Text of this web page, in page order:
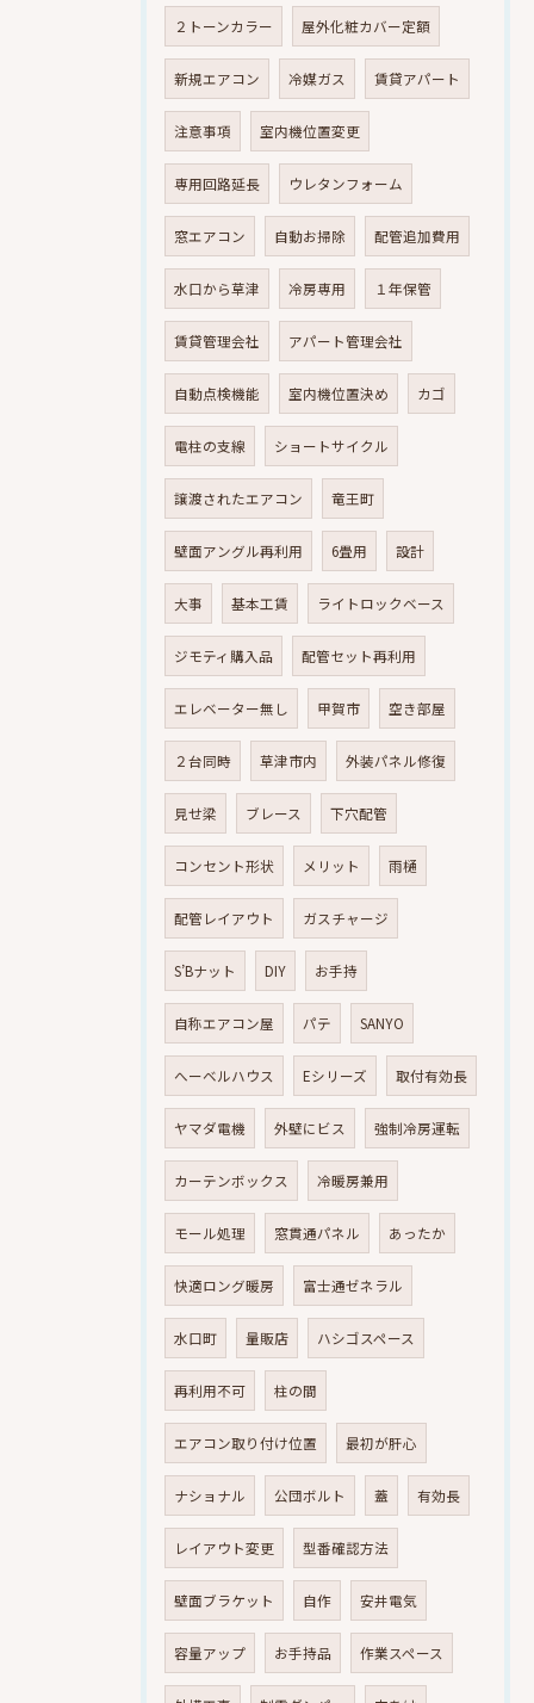
２トーンカラー 屋外化粧カバー定額
新規エアコン 冷媒ガス 賃貸アパート
注意事項 室内機位置変更
専用回路延長 ウレタンフォーム
窓エアコン 自動お掃除 配管追加費用
水口から草津 冷房専用 １年保管
賃貸管理会社 アパート管理会社
自動点検機能 室内機位置決め カゴ
電柱の支線 ショートサイクル
譲渡されたエアコン 竜王町
壁面アングル再利用 6畳用 設計
大事 基本工賃 ライトロックベース
ジモティ購入品 配管セット再利用
エレベーター無し 甲賀市 空き部屋
２台同時 草津市内 外装パネル修復
見せ梁 ブレース 下穴配管
コンセント形状 メリット 雨樋
配管レイアウト ガスチャージ
S’Bナット DIY お手持
自称エアコン屋 パテ SANYO
へーベルハウス Eシリーズ 取付有効長
ヤマダ電機 外壁にビス 強制冷房運転
カーテンボックス 冷暖房兼用
モール処理 窓貫通パネル あったか
快適ロング暖房 富士通ゼネラル
水口町 量販店 ハシゴスペース
再利用不可 柱の間
エアコン取り付け位置 最初が肝心
ナショナル 公団ボルト 蓋 有効長
レイアウト変更 型番確認方法
壁面ブラケット 自作 安井電気
容量アップ お手持品 作業スペース